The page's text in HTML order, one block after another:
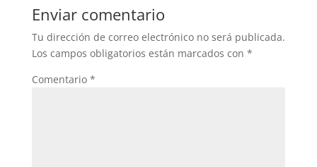
Enviar comentario
Tu dirección de correo electrónico no será publicada.
Los campos obligatorios están marcados con *
Comentario *